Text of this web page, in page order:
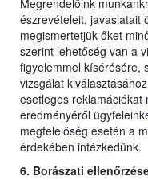
Megrendelőink
észrevételeit, javaslatait
megismertetjük őket
szerint lehetőség van a
figyelemmel kísérésére,
vizsgálat
esetleges reklamációkat
eredményéről
megfelelőség esetén a
érdekében intézkedünk.
6. Borászati